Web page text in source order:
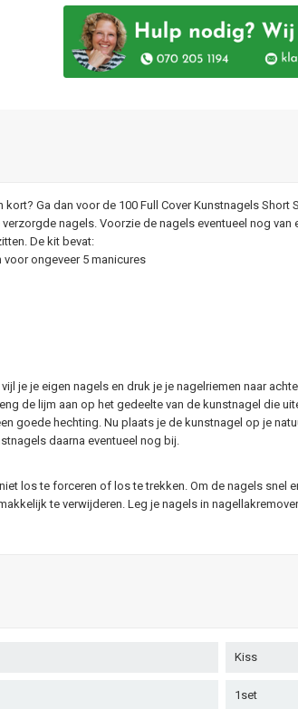
Ga dan voor de 100 Full Cover Kunstnagels
nagels. Voorzie de nagels eventueel nog
De kit bevat:
voor ongeveer 5 manicures
je je eigen nagels en druk je je nagelriemen naar
de lijm aan op het gedeelte van de kunstnagel die
goede hechting. Nu plaats je de kunstnagel op je
daarna eventueel nog bij.
los te forceren of los te trekken. Om de nagels
te verwijderen. Leg je nagels in
Kiss
1set